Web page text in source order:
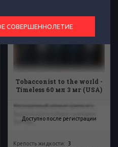
Войдите для просмотра
Tobacconist to the world -
Timeless 60 мл 3 мг (USA)
Доступно после регистрации
Насыщенный аромат крепкого
бренди.
Крепость жидкости: 3
СОВЕРШЕННОЛЕТИЕ